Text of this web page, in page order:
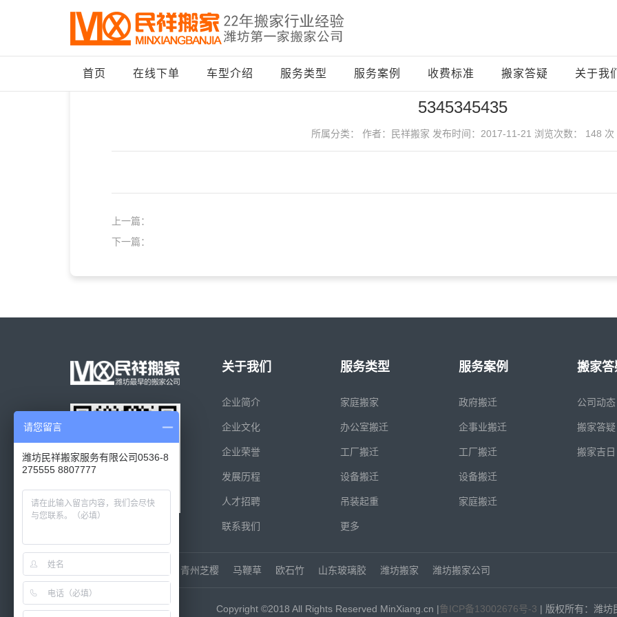
首页 在线下单 车型介绍 服务类型 服务案例 收费标准 搬家答疑 关于我
>在线订单 5345345435
5345345435
所属分类： 作者：民祥搬家 发布时间：2017-11-21 浏览次数： 148 次
上一篇：
下一篇：
关于我们
企业简介
企业文化
企业荣誉
发展历程
人才招聘
联系我们
服务类型
家庭搬家
办公室搬迁
工厂搬迁
设备搬迁
吊装起重
更多
服务案例
政府搬迁
企事业搬迁
工厂搬迁
设备搬迁
家庭搬迁
搬家答
公司动态
搬家答疑
搬家吉日
青州芝樱 马鞭草 欧石竹 山东玻璃胶 潍坊搬家 潍坊搬家公司
Copyright ©2018 All Rights Reserved MinXiang.cn |鲁ICP备13002676号-3 | 版权所有：潍坊
请您留言
潍坊民祥搬家服务有限公司0536-8
275555 8807777